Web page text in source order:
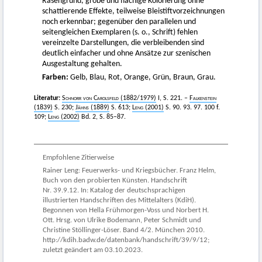
schattierende Effekte, teilweise Bleistiftvorzeichnungen
noch erkennbar; gegenüber den parallelen und
seitengleichen Exemplaren (s. o., Schrift) fehlen
vereinzelte Darstellungen, die verbleibenden sind
deutlich einfacher und ohne Ansätze zur szenischen
Ausgestaltung gehalten.
Farben: Gelb, Blau, Rot, Orange, Grün, Braun, Grau.
Literatur: Schnorr von Carolsfeld (1882/1979) I, S. 221. – Falkenstein
(1839) S. 230; Jähns (1889) S. 613; Leng (2001) S. 90. 93. 97. 100 f.
109; Leng (2002) Bd. 2, S. 85–87.
Empfohlene Zitierweise
Rainer Leng: Feuerwerks- und Kriegsbücher. Franz Helm,
Buch von den probierten Künsten. Handschrift
Nr. 39.9.12. In: Katalog der deutschsprachigen
illustrierten Handschriften des Mittelalters (KdiH).
Begonnen von Hella Frühmorgen-Voss und Norbert H.
Ott. Hrsg. von Ulrike Bodemann, Peter Schmidt und
Christine Stöllinger-Löser. Band 4/2. München 2010.
http://kdih.badw.de/datenbank/handschrift/39/9/12;
zuletzt geändert am 03.10.2023.